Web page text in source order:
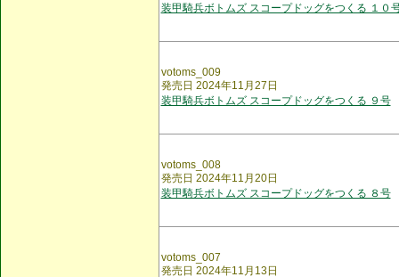
装甲騎兵ボトムズ スコープドッグをつくる １０
votoms_009
発売日 2024年11月27日
装甲騎兵ボトムズ スコープドッグをつくる ９号
votoms_008
発売日 2024年11月20日
装甲騎兵ボトムズ スコープドッグをつくる ８号
votoms_007
発売日 2024年11月13日